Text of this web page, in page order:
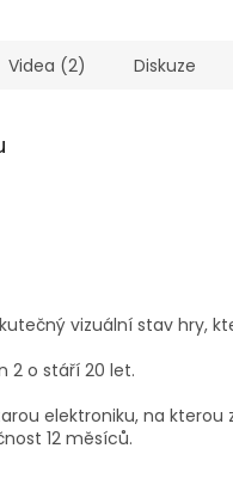
Videa (2) Diskuze
vizuální stav hry,
2 o stáří 20 let.
elektroniku, na kterou
12 měsíců.